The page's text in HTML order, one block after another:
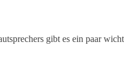
gibt es ein paar